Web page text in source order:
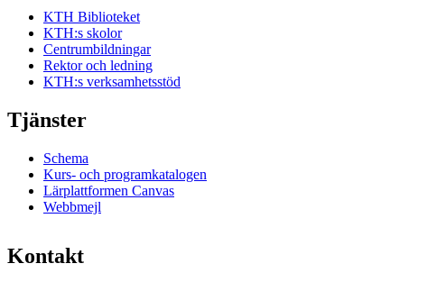
KTH Biblioteket
KTH:s skolor
Centrumbildningar
Rektor och ledning
KTH:s verksamhetsstöd
Tjänster
Schema
Kurs- och programkatalogen
Lärplattformen Canvas
Webbmejl
Kontakt